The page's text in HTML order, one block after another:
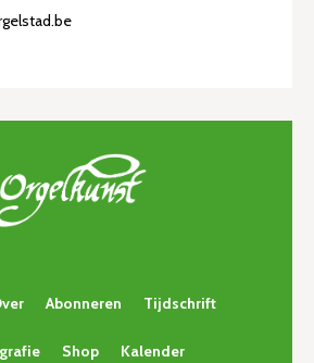
Abonneren Tijdschrift
Shop Kalender